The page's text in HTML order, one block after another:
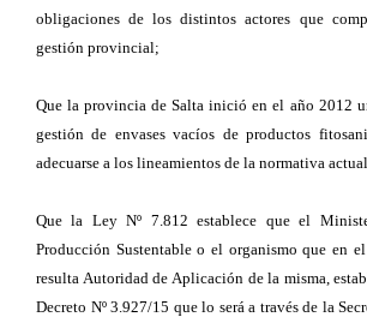
obligaciones de los distintos actores que
gestión provincial;
Que la provincia de Salta inició en el año 2012
gestión de envases vacíos de productos
adecuarse a los lineamientos de la normativa
Que la Ley Nº 7.812 establece que el
Producción Sustentable o el organismo que en
resulta Autoridad de Aplicación de la misma,
Decreto Nº 3.927/15 que lo será a través de la